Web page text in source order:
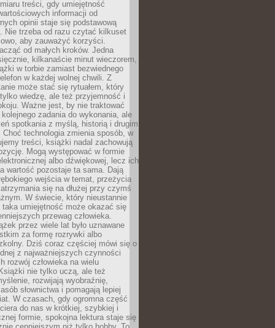
treści, gdy umiejętność
informacji od
opinii staje się podstawową
Nie trzeba od razu czytać kilkuset
aby zauważyć korzyści.
od małych kroków. Jedna
kilkanaście minut wieczorem,
w torbie zamiast bezwiednego
w każdej wolnej chwili. Z
może stać się rytuałem, który
wiedzę, ale też przyjemność i
Ważne jest, by nie traktować
zadania do wykonania, ale
spotkania z myślą, historią i drugim
Choć technologia zmienia sposób, w
treści, książki nadal zachowują
Mogą występować w formie
albo dźwiękowej, lecz ich
wartość pozostaje ta sama. Dają
wejścia w temat, przeżycia
się na dłużej przy czymś
W świecie, który nieustannie
umiejętność może okazać się
przewag człowieka.
przez wiele lat było uznawane
za formę rozrywki albo
Dziś coraz częściej mówi się o
z najważniejszych czynności
rozwój człowieka na wielu
nie tylko uczą, ale też
rozwijają wyobraźnię,
słownictwa i pomagają lepiej
W czasach, gdy ogromna część
do nas w krótkiej, szybkiej i
formie, spokojna lektura staje się